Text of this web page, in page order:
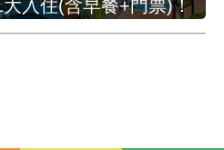
入住(含早餐+門票)！